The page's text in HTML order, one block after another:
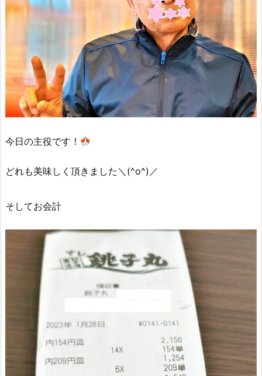
今日の主役です！
どれも美味しく頂きました＼(^o^)／
そしてお会計